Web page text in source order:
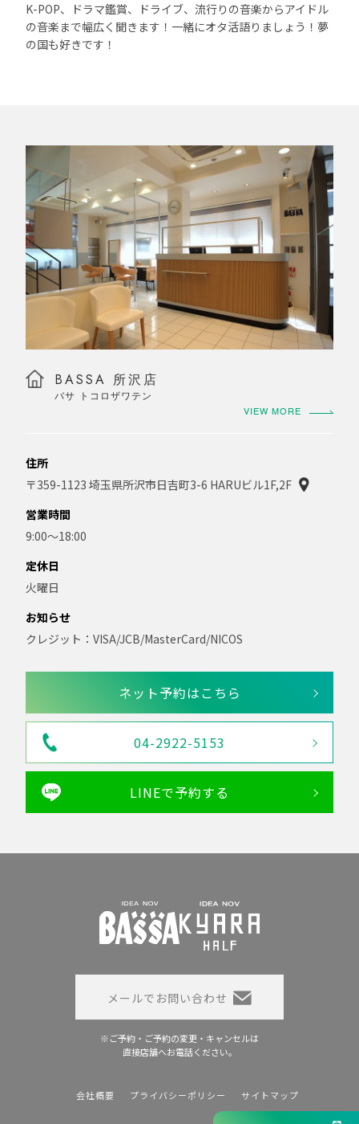
K-POP、ドラマ鑑賞、ドライブ、流行りの音楽からアイドル
の音楽まで幅広く聞きます！一緒にオタ活語りましょう！夢
の国も好きです！
BASSA 所沢店
バサ トコロザワテン
VIEW MORE
住所
〒359-1123 埼玉県所沢市日吉町3-6 HARUビル1F,2F
営業時間
9:00〜18:00
定休日
火曜日
お知らせ
クレジット：VISA/JCB/MasterCard/NICOS
ネット予約はこちら
04-2922-5153
LINEで予約する
メールでお問い合わせ
※ご予約・ご予約の変更・キャンセルは
直接店舗へお電話ください。
会社概要 プライバシーポリシー サイトマップ